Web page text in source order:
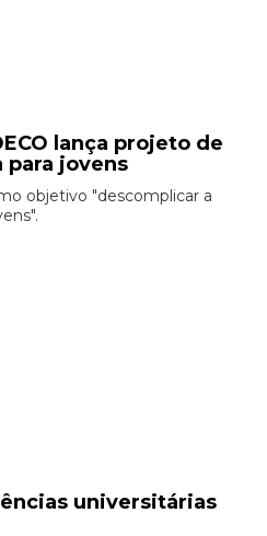
lança projeto de
para jovens
objetivo "descomplicar a
universitárias